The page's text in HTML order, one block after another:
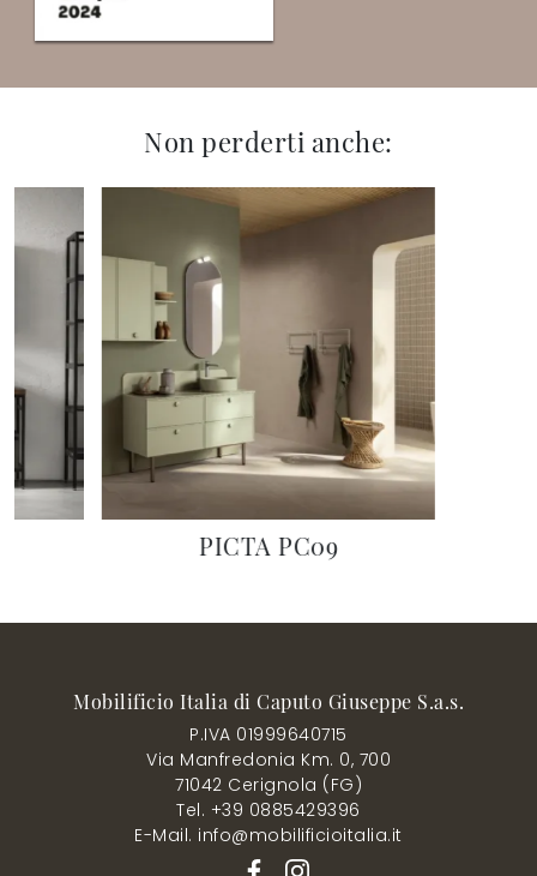
Non perderti anche:
PICTA PC09
Mobilificio Italia di Caputo Giuseppe S.a.s.
P.IVA 01999640715
Via Manfredonia Km. 0, 700
71042 Cerignola (FG)
Tel. +39 0885429396
E-Mail. info@mobilificioitalia.it